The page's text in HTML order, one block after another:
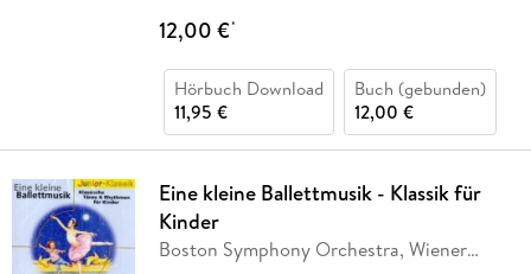
12,00 €*
Hörbuch Download
11,95 €
Buch (gebunden)
12,00 €
Eine kleine Ballettmusik - Klassik für
Kinder
Boston Symphony Orchestra, Wiener